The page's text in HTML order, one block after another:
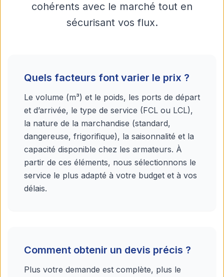
cohérents avec le marché tout en
sécurisant vos flux.
Quels facteurs font varier le prix ?
Le volume (m³) et le poids, les ports de départ
et d’arrivée, le type de service (FCL ou LCL),
la nature de la marchandise (standard,
dangereuse, frigorifique), la saisonnalité et la
capacité disponible chez les armateurs. À
partir de ces éléments, nous sélectionnons le
service le plus adapté à votre budget et à vos
délais.
Comment obtenir un devis précis ?
Plus votre demande est complète, plus le